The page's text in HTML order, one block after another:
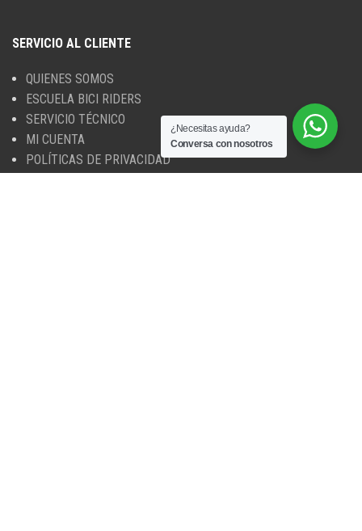
SERVICIO AL CLIENTE
QUIENES SOMOS
ESCUELA BICI RIDERS
SERVICIO TÉCNICO
MI CUENTA
POLÍTICAS DE PRIVACIDAD
¿Necesitas ayuda?
Conversa con nosotros